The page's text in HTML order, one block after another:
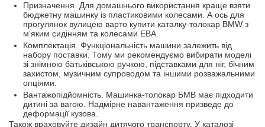
Призначення. Для домашнього використання краще взяти
бюджетну машинку із пластиковими колесами. А ось для
прогулянок вулицею варто купити каталку-толокар BMW з
м'яким сидінням та колесами ЕВА
Комплектація. Функціональність машини залежить від
набору поставки. Тому ми рекомендуємо вибирати моделі
зі знімною батьківською ручкою, підставками для ніг, бічним
захистом, музичним супроводом та іншими розважальними
опціями.
Вантажопідйомність. Машинка-толокар БМВ має підходити
дитині за вагою. Надмірне навантаження призведе до
деформації кузова.
Також враховуйте дизайн дитячого транспорту. У каталозі